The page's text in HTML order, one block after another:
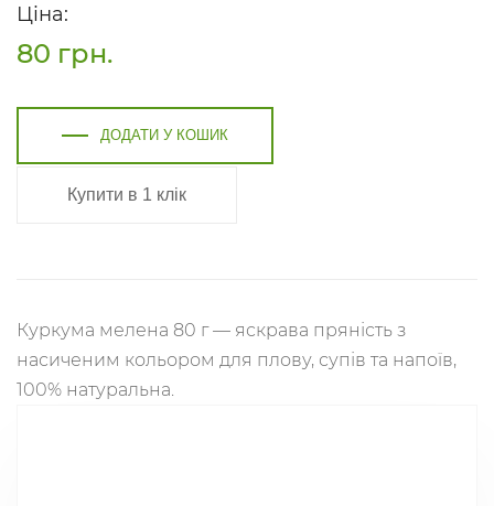
Ціна:
80 грн.
ДОДАТИ У КОШИК
Купити в 1 клік
Куркума мелена 80 г — яскрава пряність з
насиченим кольором для плову, супів та напоїв,
100% натуральна.